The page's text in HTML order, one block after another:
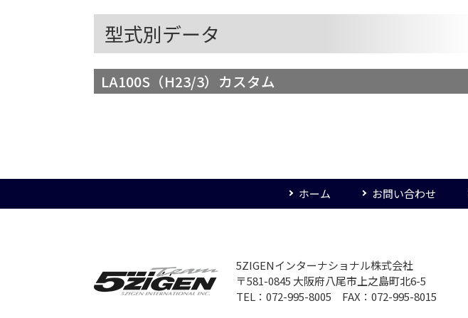
型式別データ
LA100S（H23/3）カスタム
ホーム お問い合わせ
5ZIGENインターナショナル株式会社
〒581-0845 大阪府八尾市上之島町北6-5
TEL：072-995-8005 FAX：072-995-8015